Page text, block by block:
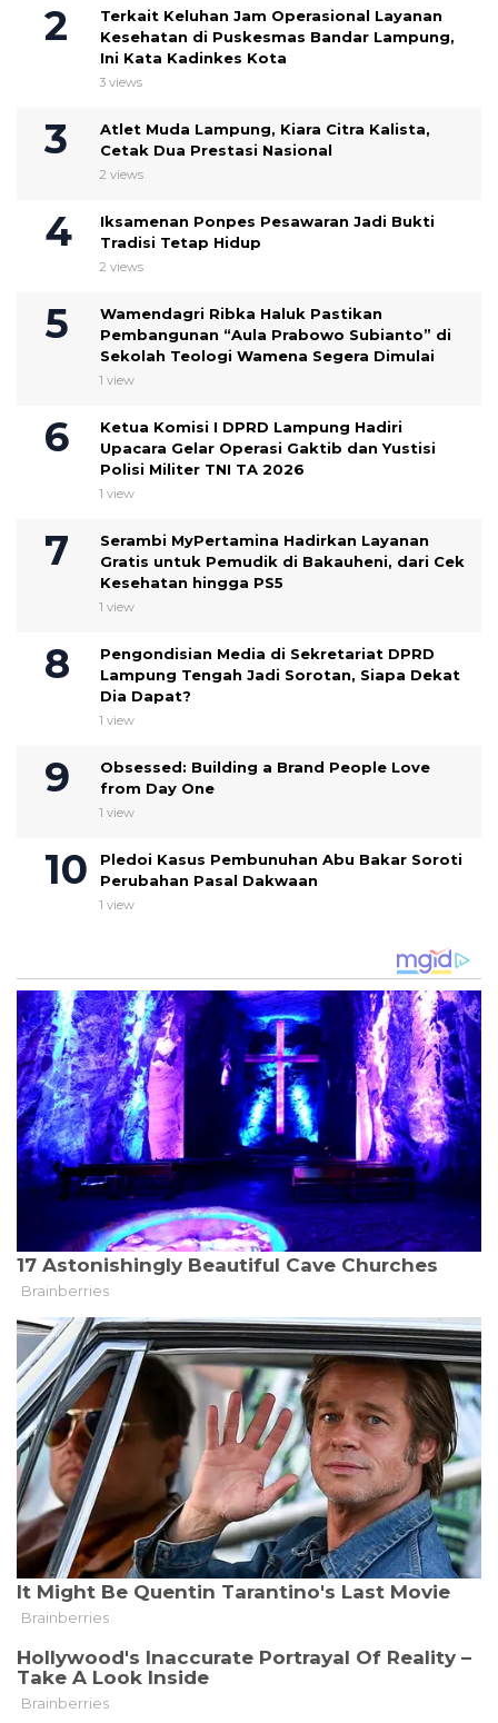
Terkait Keluhan Jam Operasional Layanan
Kesehatan di Puskesmas Bandar Lampung,
Ini Kata Kadinkes Kota
3 views
Atlet Muda Lampung, Kiara Citra Kalista,
Cetak Dua Prestasi Nasional
2 views
Iksamenan Ponpes Pesawaran Jadi Bukti
Tradisi Tetap Hidup
2 views
Wamendagri Ribka Haluk Pastikan
Pembangunan “Aula Prabowo Subianto” di
Sekolah Teologi Wamena Segera Dimulai
1 view
Ketua Komisi I DPRD Lampung Hadiri
Upacara Gelar Operasi Gaktib dan Yustisi
Polisi Militer TNI TA 2026
1 view
Serambi MyPertamina Hadirkan Layanan
Gratis untuk Pemudik di Bakauheni, dari Cek
Kesehatan hingga PS5
1 view
Pengondisian Media di Sekretariat DPRD
Lampung Tengah Jadi Sorotan, Siapa Dekat
Dia Dapat?
1 view
Obsessed: Building a Brand People Love
from Day One
1 view
Pledoi Kasus Pembunuhan Abu Bakar Soroti
Perubahan Pasal Dakwaan
1 view